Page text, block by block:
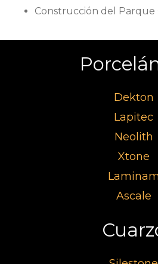
Construcción del Parque
Dekton
Lapitec
Neolith
Xtone
Laminam
Ascale